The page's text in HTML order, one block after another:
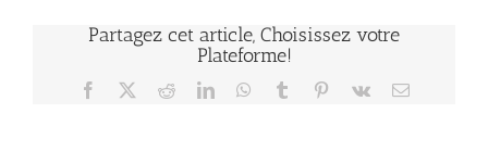
Partagez cet article, Choisissez votre
Plateforme!
Facebook RedditLinkedInWhatsApp
Tumblr Pinterest
Vk Email